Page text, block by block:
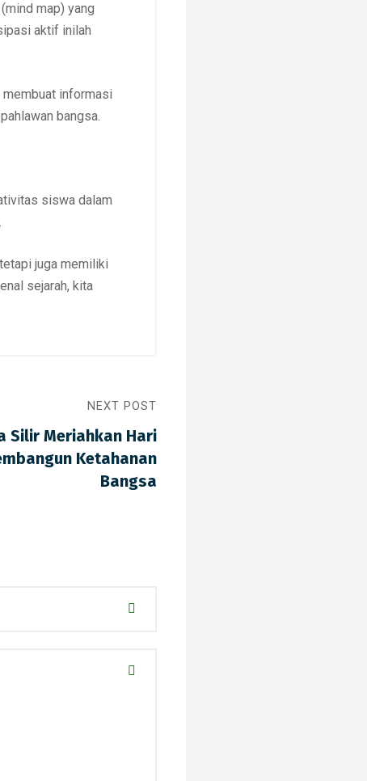
map) yang
aktif inilah
membuat informasi
bangsa.
siswa dalam
juga memiliki
sejarah, kita
NEXT POST
Silir Meriahkan Hari
Ketahanan
Bangsa